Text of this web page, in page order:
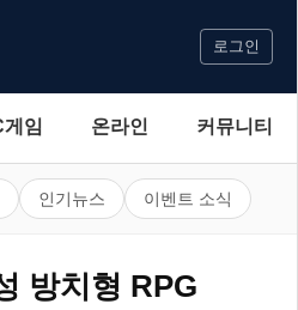
로그인
게임 온라인 커뮤니티
인기뉴스 이벤트 소식
방치형 RPG